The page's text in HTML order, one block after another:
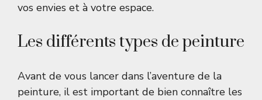
vos envies et à votre espace.
Les différents types de peinture
Avant de vous lancer dans l’aventure de la
peinture, il est important de bien connaître les